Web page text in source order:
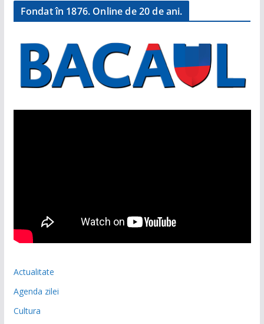
Fondat în 1876. Online de 20 de ani.
Actualitate
Agenda zilei
Cultura